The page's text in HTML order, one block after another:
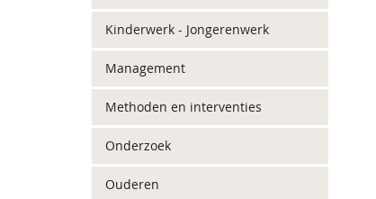
Kinderwerk - Jongerenwerk
Management
Methoden en interventies
Onderzoek
Ouderen